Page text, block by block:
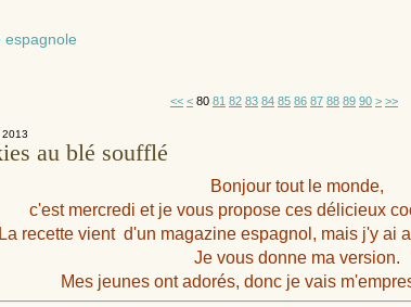
espagnole
<< < 10
20
30
40
50
60
70
80 81 82 83 84 85 86 87 88 89 90 100
> >>
au blé soufflé
Bonjour tout le monde,
c'est mercredi et je vous propose ces délicieux
La recette vient d'un magazine espagnol, mais j'y ai
Je vous donne ma version.
Mes jeunes ont adorés, donc je vais